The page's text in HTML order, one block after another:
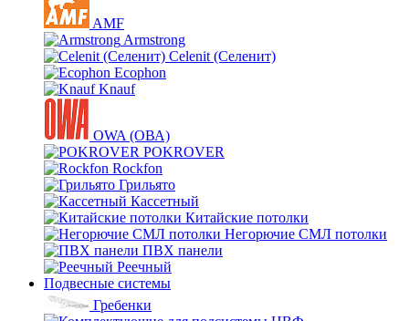
AMF
Armstrong
Celenit (Селенит)
Ecophon
Knauf
OWA (ОВА)
POKROVER
Rockfon
Грильято
Кассетный
Китайские потолки
Негорючие СМЛ потолки
ПВХ панели
Реечный
Подвесные системы
Гребенки